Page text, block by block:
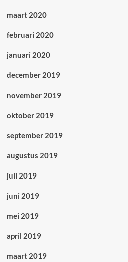
maart 2020
februari 2020
januari 2020
december 2019
november 2019
oktober 2019
september 2019
augustus 2019
juli 2019
juni 2019
mei 2019
april 2019
maart 2019